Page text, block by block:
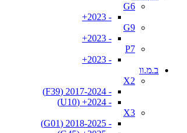
G6
- 2023+
G9
- 2023+
P7
- 2023+
ב.מ.וו
X2
- 2017-2024 (F39)
- 2024+ (U10)
X3
- 2018-2025 (G01)